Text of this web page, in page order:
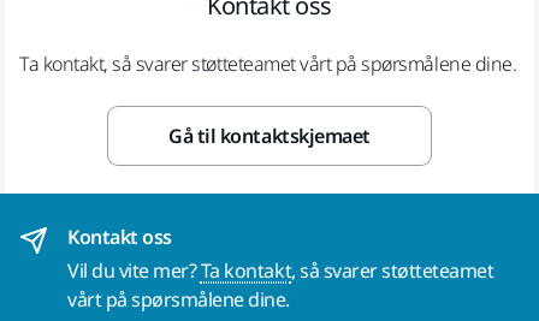
Ta kontakt, så svarer støtteteamet vårt på spørsmålene dine.
Gå til kontaktskjemaet
Kontakt oss
Vil du vite mer?Ta kontakt, så svarer støtteteamet
vårt på spørsmålene dine.